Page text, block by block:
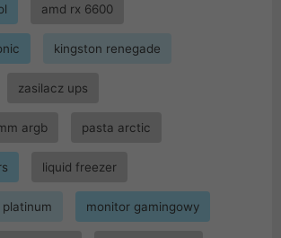
amd rx 6600
kingston renegade
zasilacz ups
argb pasta arctic
liquid freezer
monitor gamingowy